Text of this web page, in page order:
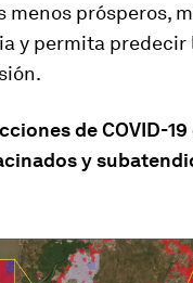
menos prósperos,
y permita predecir
de COVID-19
y